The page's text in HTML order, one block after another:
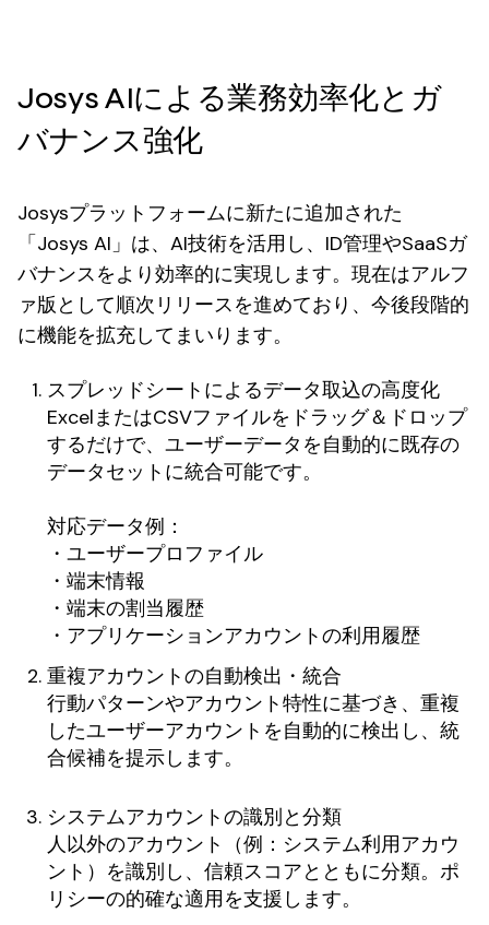
Josys AIによる業務効率化とガ
バナンス強化
Josysプラットフォームに新たに追加された
「Josys AI」は、AI技術を活用し、ID管理やSaaSガ
バナンスをより効率的に実現します。現在はアルフ
ァ版として順次リリースを進めており、今後段階的
に機能を拡充してまいります。
スプレッドシートによるデータ取込の高度化
ExcelまたはCSVファイルをドラッグ＆ドロップ
するだけで、ユーザーデータを自動的に既存の
データセットに統合可能です。
対応データ例：
・ユーザープロファイル
・端末情報
・端末の割当履歴
・アプリケーションアカウントの利用履歴
重複アカウントの自動検出・統合
行動パターンやアカウント特性に基づき、重複
したユーザーアカウントを自動的に検出し、統
合候補を提示します。
システムアカウントの識別と分類
人以外のアカウント（例：システム利用アカウ
ント）を識別し、信頼スコアとともに分類。ポ
リシーの的確な適用を支援します。